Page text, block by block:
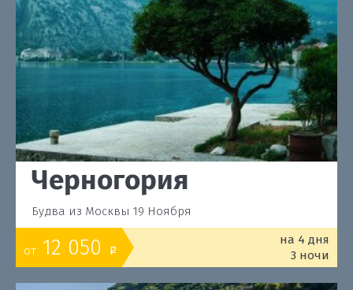
Черногория
Будва из Москвы 19 Ноября
от 12 050 o
на 4 дня
3 ночи